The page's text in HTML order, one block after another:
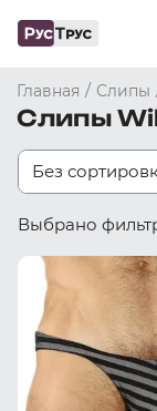
Главная / Слипы
Слипы
Без
Выбрано